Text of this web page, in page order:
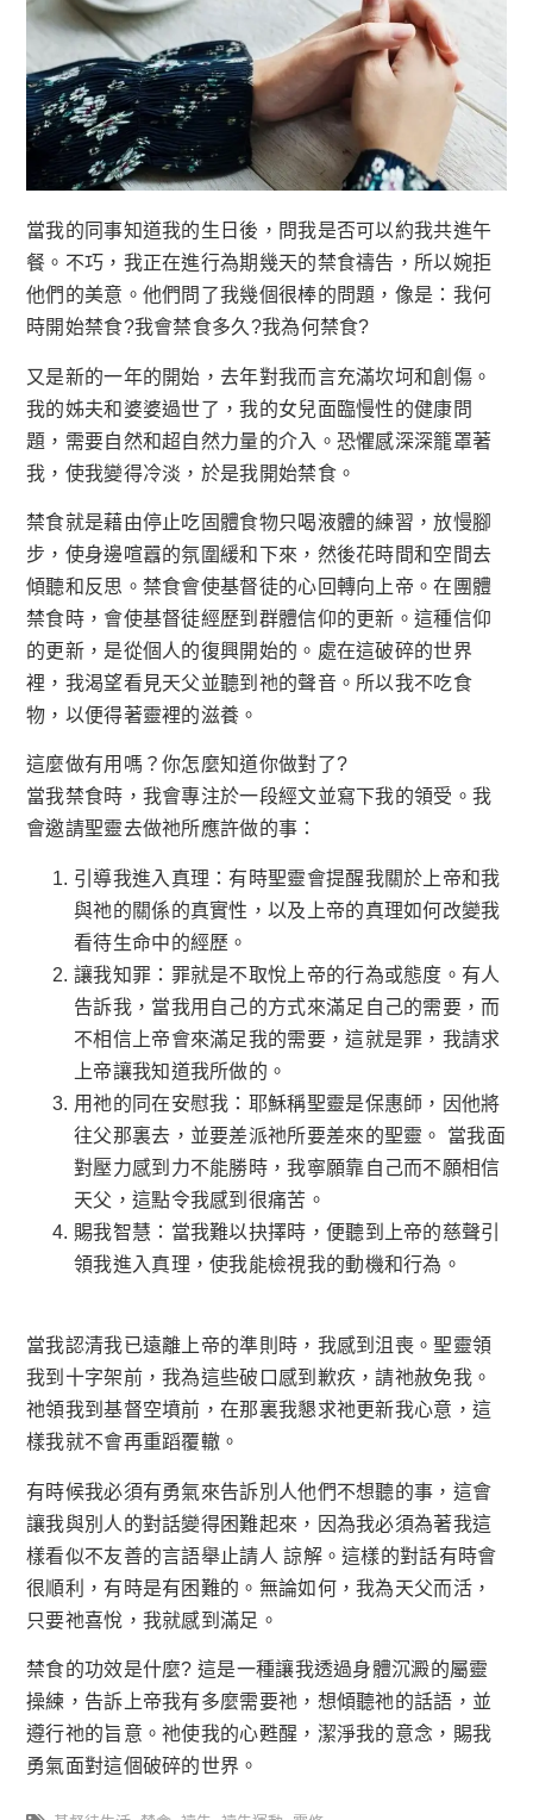
當我的同事知道我的生日後，問我是否可以約我共進午
餐。不巧，我正在進行為期幾天的禁食禱告，所以婉拒
他們的美意。他們問了我幾個很棒的問題，像是：我何
時開始禁食?我會禁食多久?我為何禁食?
又是新的一年的開始，去年對我而言充滿坎坷和創傷。
我的姊夫和婆婆過世了，我的女兒面臨慢性的健康問
題，需要自然和超自然力量的介入。恐懼感深深籠罩著
我，使我變得冷淡，於是我開始禁食。
禁食就是藉由停止吃固體食物只喝液體的練習，放慢腳
步，使身邊喧囂的氛圍緩和下來，然後花時間和空間去
傾聽和反思。禁食會使基督徒的心回轉向上帝。在團體
禁食時，會使基督徒經歷到群體信仰的更新。這種信仰
的更新，是從個人的復興開始的。處在這破碎的世界
裡，我渴望看見天父並聽到祂的聲音。所以我不吃食
物，以便得著靈裡的滋養。
這麼做有用嗎？你怎麼知道你做對了?
當我禁食時，我會專注於一段經文並寫下我的領受。我
會邀請聖靈去做祂所應許做的事：
引導我進入真理：有時聖靈會提醒我關於上帝和我
與祂的關係的真實性，以及上帝的真理如何改變我
看待生命中的經歷。
讓我知罪：罪就是不取悅上帝的行為或態度。有人
告訴我，當我用自己的方式來滿足自己的需要，而
不相信上帝會來滿足我的需要，這就是罪，我請求
上帝讓我知道我所做的。
用祂的同在安慰我：耶穌稱聖靈是保惠師，因他將
往父那裏去，並要差派祂所要差來的聖靈。 當我面
對壓力感到力不能勝時，我寧願靠自己而不願相信
天父，這點令我感到很痛苦。
賜我智慧：當我難以抉擇時，便聽到上帝的慈聲引
領我進入真理，使我能檢視我的動機和行為。
當我認清我已遠離上帝的準則時，我感到沮喪。聖靈領
我到十字架前，我為這些破口感到歉疚，請祂赦免我。
祂領我到基督空墳前，在那裏我懇求祂更新我心意，這
樣我就不會再重蹈覆轍。
有時候我必須有勇氣來告訴別人他們不想聽的事，這會
讓我與別人的對話變得困難起來，因為我必須為著我這
樣看似不友善的言語舉止請人 諒解。這樣的對話有時會
很順利，有時是有困難的。無論如何，我為天父而活，
只要祂喜悅，我就感到滿足。
禁食的功效是什麼? 這是一種讓我透過身體沉澱的屬靈
操練，告訴上帝我有多麼需要祂，想傾聽祂的話語，並
遵行祂的旨意。祂使我的心甦醒，潔淨我的意念，賜我
勇氣面對這個破碎的世界。